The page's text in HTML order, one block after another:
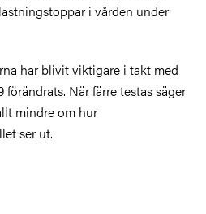
i vården under
har blivit viktigare i takt med
När färre testas säger
mindre om hur
ser ut.